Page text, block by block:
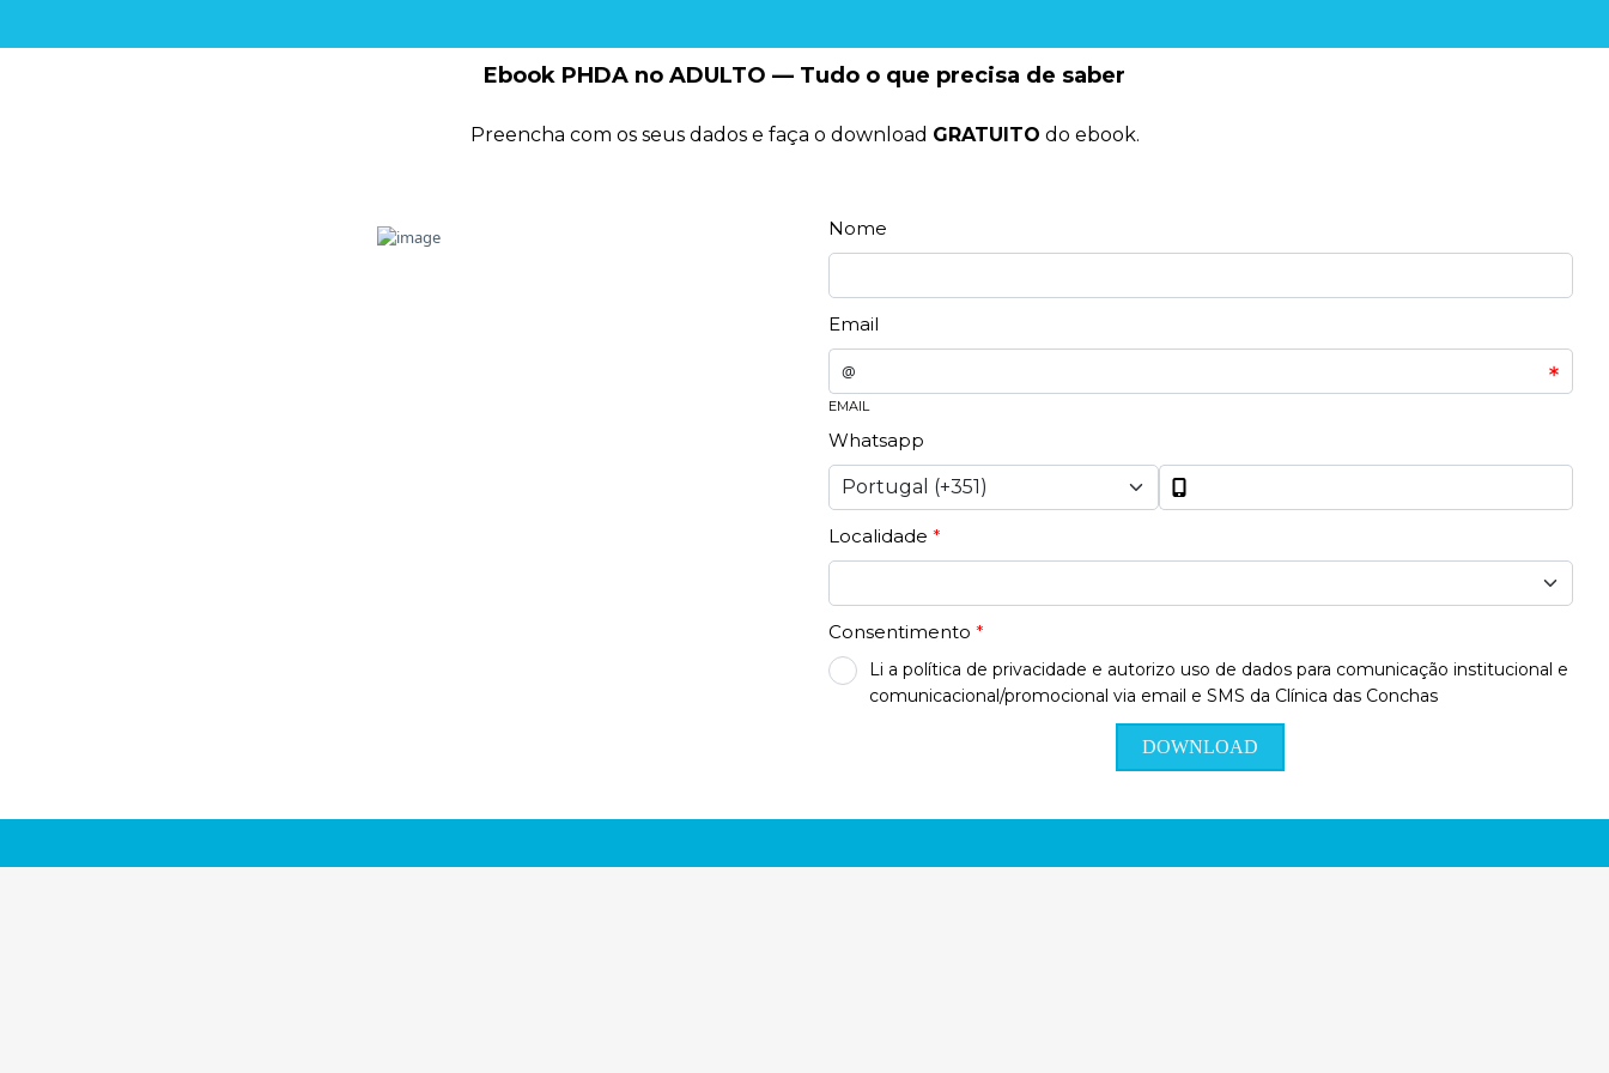
Ebook PHDA no ADULTO — Tudo o que precisa de saber
Preencha com os seus dados e faça o download GRATUITO do ebook.
Nome
Email
@
EMAIL
Whatsapp
Localidade *
Consentimento *
Li a política de privacidade e autorizo uso de dados para comunicação institucional e
comunicacional/promocional via email e SMS da Clínica das Conchas
DOWNLOAD